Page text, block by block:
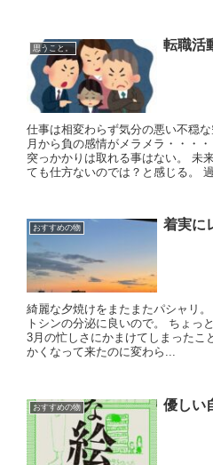
思うこと。 転職活
仕事は相変わらず気分の悪い不穏
月から負の感情がメラメラ・・・
突っかかりは取れる事はない。 未
ても仕方ないのでは？と感じる。
おすすめの物 着実に
綺麗な夕焼けをまたまたパシャリ
トシンの分泌に良いので。 ちょっ
3月の忙しさにかまけてしまったこ
かくなって来たのに変わら...
おすすめの物 優しい